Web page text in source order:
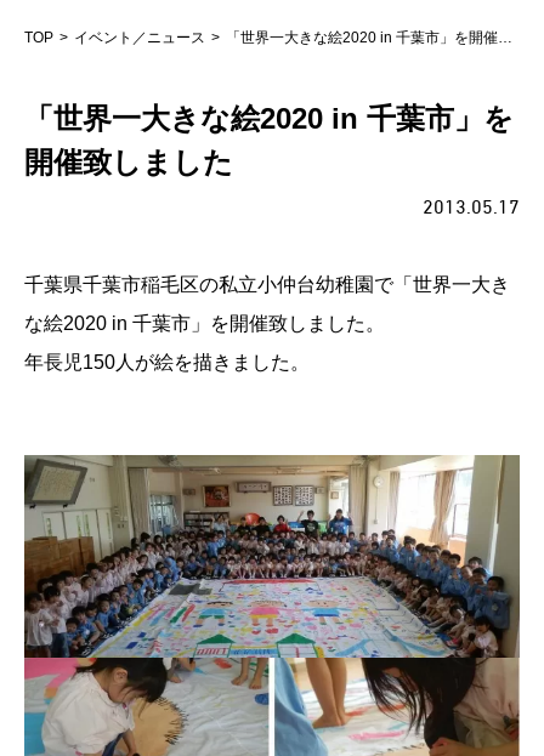
TOP イベント／ニュース 「世界一大きな絵2020 in 千葉市」を開催致しました
「世界一大きな絵2020 in 千葉市」を
開催致しました
2013.05.17
千葉県千葉市稲毛区の私立小仲台幼稚園で「 世界一大き
な絵2020 in 千葉市」を開催致しました。
年長児150人が絵を描きました。